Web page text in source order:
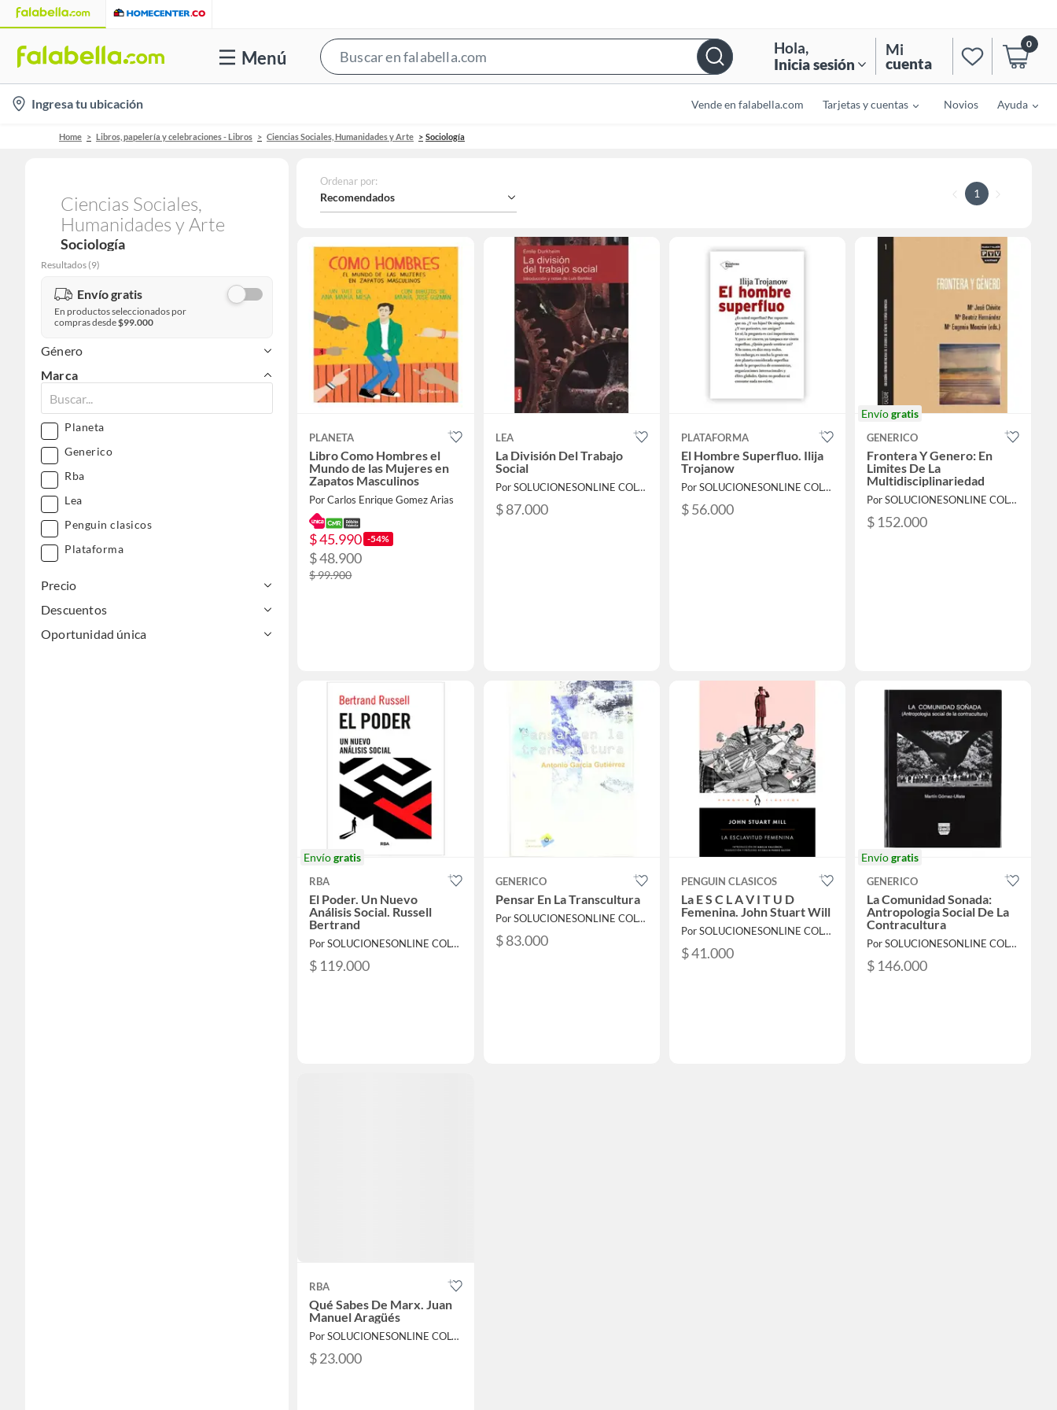
Menú
Bar
Hola,
Inicia sesión
Mi
cuenta
0
location-
icon
Ingresa tu ubicación Vende en falabella.com Tarjetas y cuentas Novios Ayuda
Home Libros, papelería y celebraciones - Libros Ciencias Sociales, Humanidades y Arte Sociología
Ciencias Sociales,
Humanidades y Arte
Sociología
Resultados (9)
Envío gratis
En productos seleccionados por
compras desde$99.000
Género
Marca
Planeta
Generico
Rba
Lea
Penguin clasicos
Plataforma
Precio
Descuentos
Oportunidad única
Ordenar por:
Recomendados 1
PLANETA
Libro Como Hombres el
Mundo de las Mujeres en
Zapatos Masculinos
Por Carlos Enrique Gomez Arias
$ 45.990 -54%
$ 48.900
$ 99.900
LEA
La División Del Trabajo
Social
Por SOLUCIONESONLINE COLOMBIA SAS
$ 87.000
PLATAFORMA
El Hombre Superfluo. Ilija
Trojanow
Por SOLUCIONESONLINE COLOMBIA SAS
$ 56.000
Envíogratis
GENERICO
Frontera Y Genero: En
Limites De La
Multidisciplinariedad
Por SOLUCIONESONLINE COLOMBIA SAS
$ 152.000
Envíogratis
RBA
El Poder. Un Nuevo
Análisis Social. Russell
Bertrand
Por SOLUCIONESONLINE COLOMBIA SAS
$ 119.000
GENERICO
Pensar En La Transcultura
Por SOLUCIONESONLINE COLOMBIA SAS
$ 83.000
PENGUIN CLASICOS
La E S C L A V I T U D
Femenina. John Stuart Will
Por SOLUCIONESONLINE COLOMBIA SAS
$ 41.000
Envíogratis
GENERICO
La Comunidad Sonada:
Antropologia Social De La
Contracultura
Por SOLUCIONESONLINE COLOMBIA SAS
$ 146.000
RBA
Qué Sabes De Marx. Juan
Manuel Aragüés
Por SOLUCIONESONLINE COLOMBIA SAS
$ 23.000